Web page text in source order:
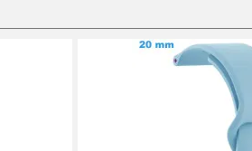
Ajouter au panier